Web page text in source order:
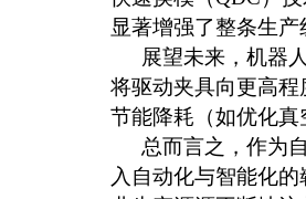
显著增强了整条生
展望未来，机器
将驱动夹具向更高
节能降耗（如优化
总而言之，作为
入自动化与智能化